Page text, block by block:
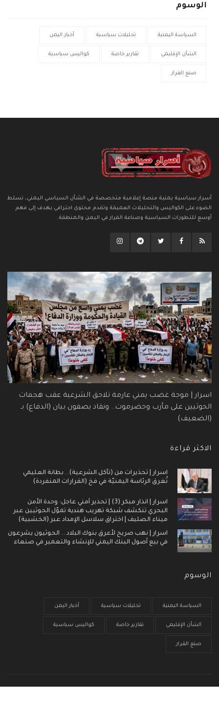
الوسوم
السياسة اليمنية تحليلات سياسية أخبار اليمن
الشأن الإقليمي تقارير خاصة كواليس سياسية
صنع القرار
أسرار سياسية يمنية منصة إعلامية متخصصة في الشأن السياسي اليمني، تسلط
الضوء على الكواليس والتحليلات العميقة وتقدم محتوى احترافي يهدف إلى فهم
أوسع للتطورات السياسية وصناعة القرار في اليمن والمنطقة.
اسرار | موجة غضب يمني عارمة تلاحق الشرعية عقب هجمات
الحوثيين على مأرب وحضرموت.. ونقاد يصفون بيان (الدفاع) بـ
(الضعيف)
الاكثر قراءة
اسرار | تحذيرات من (تآكل الشرعية).. بطانة العليمي
تُغرق الرئاسة اليمنيّة في فخ (القرارات المنفردة)
اسرار | انذار مبكر (3) | تحذير أمني عاجل: وحدة الأمن
البحري تنكشف شبكة تهريب هندية تموّل الحوثيين عبر
ميناء الصليف | اختراق سلاسل الإمداد عبر (الخشبية)
اسرار | نهب صريح لأعرق بنوك البلاد .. الحوثيون يشرعون
في بيع أصول البنك اليمني للإنشاء والتعمير في صنعاء
الوسوم
السياسة اليمنية تحليلات سياسية أخبار اليمن
الشأن الإقليمي تقارير خاصة كواليس سياسية
صنع القرار